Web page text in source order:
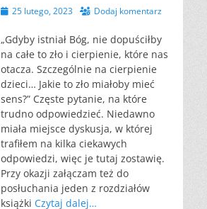
Opublikowano
25 lutego, 2023 Dodaj komentarz
„Gdyby istniał Bóg, nie dopuściłby
na całe to zło i cierpienie, które nas
otacza. Szczególnie na cierpienie
dzieci… Jakie to zło miałoby mieć
sens?” Częste pytanie, na które
trudno odpowiedzieć. Niedawno
miała miejsce dyskusja, w której
trafiłem na kilka ciekawych
odpowiedzi, więc je tutaj zostawię.
Przy okazji załączam też do
posłuchania jeden z rozdziałów
książki Czytaj dalej…